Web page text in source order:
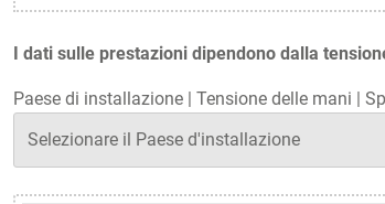
I dati sulle prestazioni dipendono dalla
Paese di installazione | Tensione delle mani |